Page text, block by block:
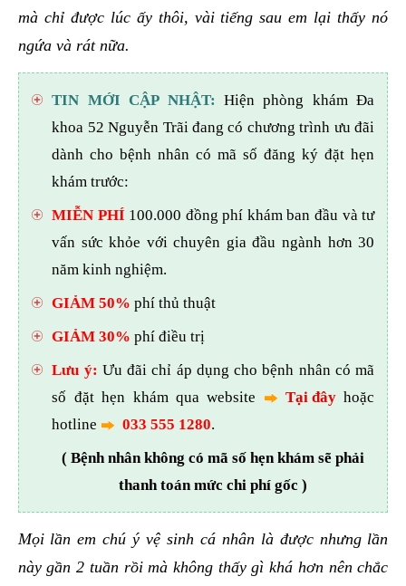
mà chỉ được lúc ấy thôi, vài tiếng sau em lại thấy nó
ngứa và rát nữa.
TIN MỚI CẬP NHẬT: Hiện phòng khám Đa
khoa 52 Nguyễn Trãi đang có chương trình ưu đãi
dành cho bệnh nhân có mã số đăng ký đặt hẹn
khám trước:
MIỄN PHÍ 100.000 đồng phí khám ban đầu và tư
vấn sức khỏe với chuyên gia đầu ngành hơn 30
năm kinh nghiệm.
GIẢM 50% phí thủ thuật
GIẢM 30% phí điều trị
Lưu ý: Ưu đãi chỉ áp dụng cho bệnh nhân có mã
số đặt hẹn khám qua website
Tại đâyhoặc
hotline
033 555 1280.
( Bệnh nhân không có mã số hẹn khám sẽ phải
thanh toán mức chi phí gốc )
Mọi lần em chú ý vệ sinh cá nhân là được nhưng lần
này gần 2 tuần rồi mà không thấy gì khá hơn nên chắc